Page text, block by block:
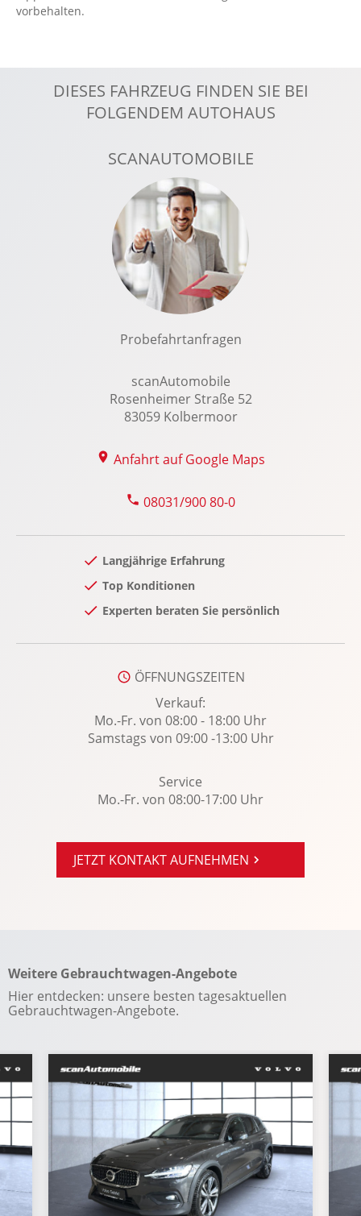
Elektr. Stabilitätsprogramm ESP
Fensterheber elektrisch 4-fach
Handyvorbereitung Bluetooth
Hill Descent Control HDC
ISOFIX Kindersitzbefestigung
Kabelloses Laden für Handys
Keyless-Start
Klimaautomatik, 2 Zonen
Kopfairbag vorn
LED-Scheinwerfer
LED-Tagfahrlicht
Lenkradheizung
Lenksäule verstellbar
Memoryfunktion Fahrer-/Beifahrersitz
Multifunktionslenkrad
Navigationssystem
Notbremsassistent
Reifendruckkontrolle
Rückfahrkamera
Servotronic
Soundsystem
Spurhalteassistent
USB Anschluss
Verkehrszeichenerkennung
Volvo On Call
Winterpaket
Zentralver. mit Fernbedienung
vorbehalten.
DIESES FAHRZEUG FINDEN SIE BEI
FOLGENDEM AUTOHAUS
SCANAUTOMOBILE
Probefahrtanfragen
scanAutomobile
Rosenheimer Straße 52
83059 Kolbermoor
Anfahrt auf Google Maps
08031/900 80-0
Langjährige Erfahrung
Top Konditionen
Experten beraten Sie persönlich
ÖFFNUNGSZEITEN
Verkauf:
Mo.-Fr. von 08:00 - 18:00 Uhr
Samstags von 09:00 -13:00 Uhr
Service
Mo.-Fr. von 08:00-17:00 Uhr
JETZT KONTAKT AUFNEHMEN
Weitere Gebrauchtwagen-Angebote
Hier entdecken: unsere besten tagesaktuellen
Gebrauchtwagen-Angebote.